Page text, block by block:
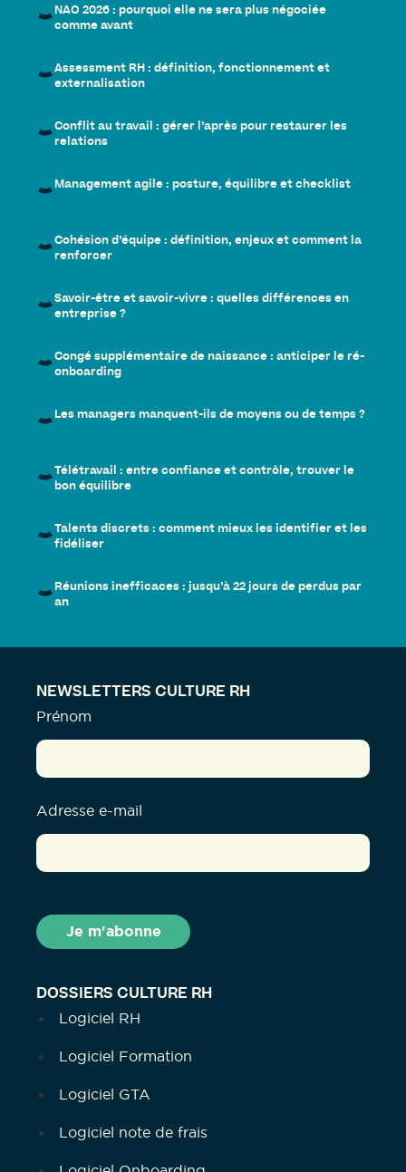
NAO 2026 : pourquoi elle ne sera plus négociée
comme avant
Assessment RH : définition, fonctionnement et
externalisation
Conflit au travail : gérer l’après pour restaurer les
relations
Management agile : posture, équilibre et checklist
Cohésion d’équipe : définition, enjeux et comment la
renforcer
Savoir-être et savoir-vivre : quelles différences en
entreprise ?
Congé supplémentaire de naissance : anticiper le ré-
onboarding
Les managers manquent-ils de moyens ou de temps ?
Télétravail : entre confiance et contrôle, trouver le
bon équilibre
Talents discrets : comment mieux les identifier et les
fidéliser
Réunions inefficaces : jusqu’à 22 jours de perdus par
an
DOSSIERS CULTURE RH
Logiciel RH
Logiciel Formation
Logiciel GTA
Logiciel note de frais
NEWSLETTERS CULTURE RH
Prénom
Adresse e-mail